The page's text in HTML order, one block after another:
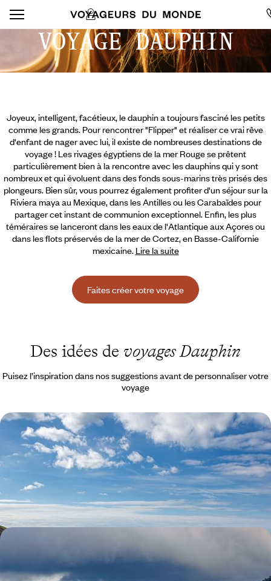
VOYAGE DAUPHIN
Joyeux, intelligent, facétieux, le dauphin a toujours fasciné les petits
comme les grands. Pour rencontrer "Flipper" et réaliser ce vrai rêve
d'enfant de nager avec lui, il existe de nombreuses destinations de
voyage ! Les rivages égyptiens de la mer Rouge se prêtent
particulièrement bien à la rencontre avec les dauphins qui y sont
nombreux et qui évoluent dans des fonds sous-marins très prisés des
plongeurs. Bien sûr, vous pourrez également profiter d'un séjour sur la
Riviera maya au Mexique, dans les Antilles ou les Carabaïdes pour
partager cet instant de communion exceptionnel. Enfin, les plus
téméraires se lanceront dans les eaux de l'Atlantique aux Açores ou
dans les flots préservés de la mer de Cortez, en Basse-Californie
mexicaine. Lire la suite
Faites créer votre voyage
Des idées de voyages Dauphin
Puisez l’inspiration dans nos suggestions avant de personnaliser votre
voyage
Châteaux forts et châteaux de sable - Family trip sur
les routes galloises
Jouer la carte du Pays de Galles en famille pour un road-trip qui sent
bon les légendes et l'air marin… sans les foules des pays voisins !
8 jours, de CHF 1700 à CHF 2300
L’essentiel de Madère - De Funchal à la côte nord
L'authenticité de cette île au décor fou, un rythme souple et du temps
pour vous